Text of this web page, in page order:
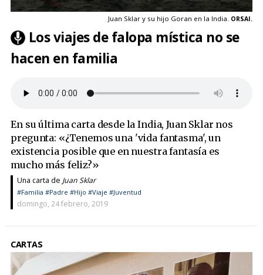
Juan Sklar y su hijo Goran en la India. ORSAI.
Los viajes de falopa mística no se
hacen en familia
En su última carta desde la India, Juan Sklar nos
pregunta: «¿Tenemos una 'vida fantasma', un
existencia posible que en nuestra fantasía es
mucho más feliz?»
Una carta de Juan Sklar
#Familia #Padre #Hijo #Viaje #Juventud
domingo, 24 febrero, 2019
CARTAS